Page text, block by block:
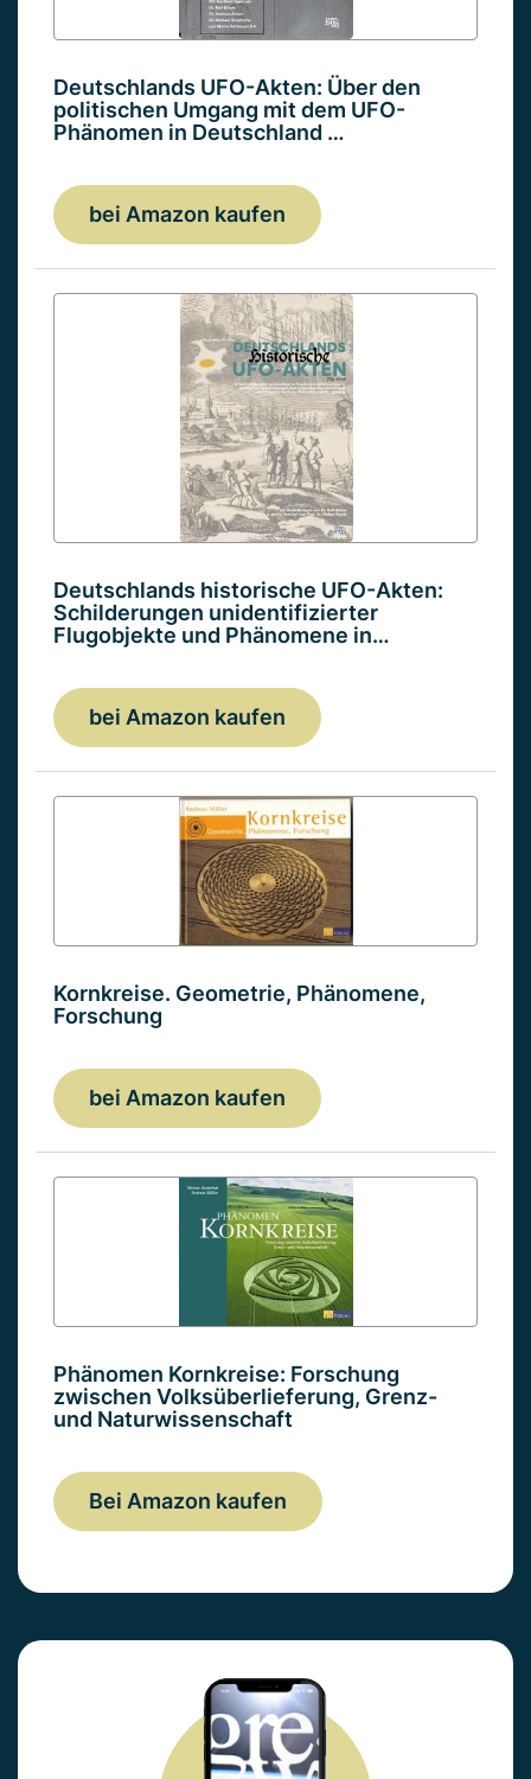
Deutschlands UFO-Akten: Über den
politischen Umgang mit dem UFO-
Phänomen in Deutschland …
bei Amazon kaufen
Deutschlands historische UFO-Akten:
Schilderungen unidentifizierter
Flugobjekte und Phänomene in…
bei Amazon kaufen
Kornkreise. Geometrie, Phänomene,
Forschung
bei Amazon kaufen
Phänomen Kornkreise: Forschung
zwischen Volksüberlieferung, Grenz-
und Naturwissenschaft
Bei Amazon kaufen